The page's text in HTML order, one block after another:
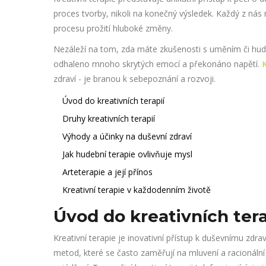
proces tvorby, nikoli na konečný výsledek. Každý z
procesu prožití hluboké změny.
Nezáleží na tom, zda máte zkušenosti s uměním či
odhaleno mnoho skrytých emocí a překonáno napětí.
zdraví - je branou k sebepoznání a rozvoji.
Úvod do kreativních terapií
Druhy kreativních terapií
Výhody a účinky na duševní zdraví
Jak hudební terapie ovlivňuje mysl
Arteterapie a její přínos
Kreativní terapie v každodenním životě
Úvod do kreativních
Kreativní terapie je inovativní přístup k duševnímu
metod, které se často zaměřují na mluvení a